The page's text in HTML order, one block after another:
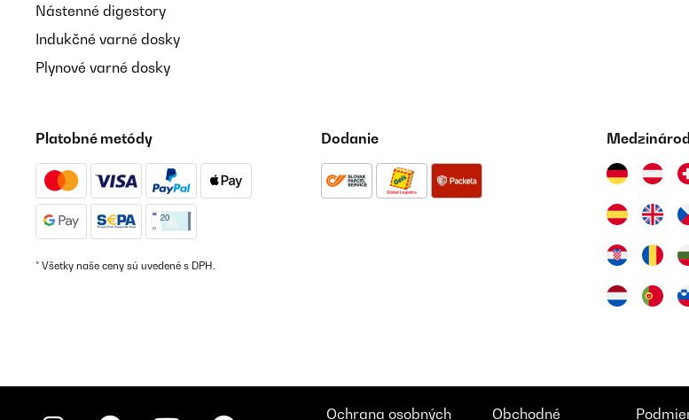
Nástenné digestory
Indukčné varné dosky
Plynové varné dosky
Platobné metódy
* Všetky naše ceny sú uvedené s DPH.
Dodanie
Ochrana osobných Obchodné